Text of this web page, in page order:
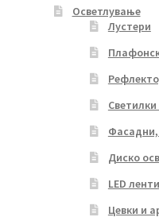
Осветлување
Лустери
Фасадни,
Диско
LED
Цевки и